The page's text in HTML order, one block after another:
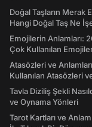
Doğal Taşların Merak
Hangi Doğal Taş Ne
Emojilerin Anlamları:
Çok Kullanılan
Atasözleri ve
Kullanılan Atasözleri
Tavla Diziliş Şekli
ve Oynama Yönleri
Tarot Kartları ve